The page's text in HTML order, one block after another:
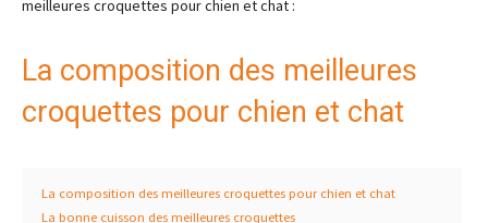
meilleures croquettes pour chien et chat :
La composition des meilleures
croquettes pour chien et chat
La composition des meilleures croquettes pour chien et chat
La bonne cuisson des meilleures croquettes